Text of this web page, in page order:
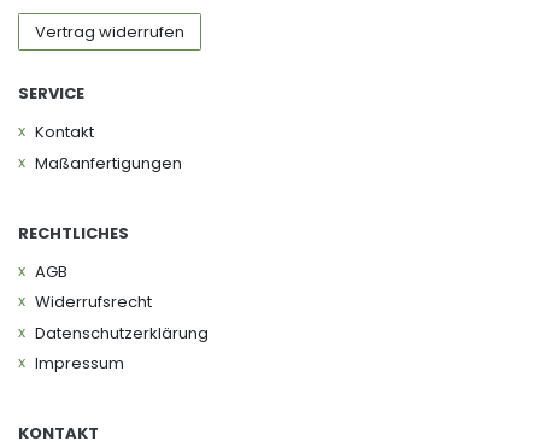
Vertrag widerrufen
SERVICE
Kontakt
Maßanfertigungen
RECHTLICHES
AGB
Widerrufs­recht
Daten­schutz­erklärung
Impressum
KONTAKT